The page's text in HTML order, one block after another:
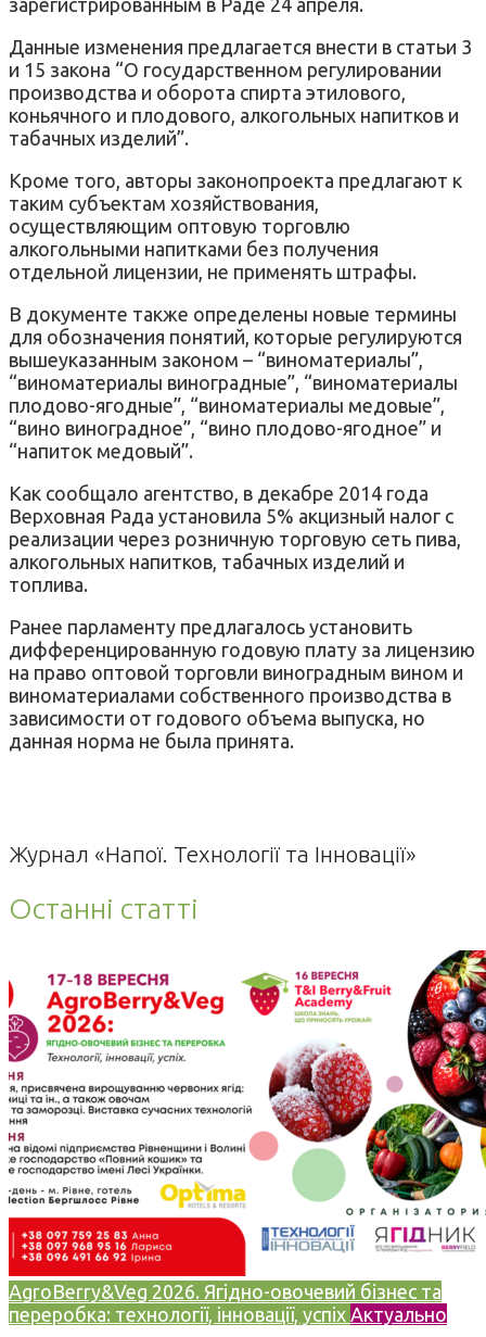
Данные изменения предлагается внести в статьи 3
и 15 закона “О государственном регулировании
производства и оборота спирта этилового,
коньячного и плодового, алкогольных напитков и
табачных изделий”.
Кроме того, авторы законопроекта предлагают к
таким субъектам хозяйствования,
осуществляющим оптовую торговлю
алкогольными напитками без получения
отдельной лицензии, не применять штрафы.
В документе также определены новые термины
для обозначения понятий, которые регулируются
вышеуказанным законом – “виноматериалы”,
“виноматериалы виноградные”, “виноматериалы
плодово-ягодные”, “виноматериалы медовые”,
“вино виноградное”, “вино плодово-ягодное” и
“напиток медовый”.
Как сообщало агентство, в декабре 2014 года
Верховная Рада установила 5% акцизный налог с
реализации через розничную торговую сеть пива,
алкогольных напитков, табачных изделий и
топлива.
Ранее парламенту предлагалось установить
дифференцированную годовую плату за лицензию
на право оптовой торговли виноградным вином и
виноматериалами собственного производства в
зависимости от годового объема выпуска, но
данная норма не была принята.
Журнал «Напої. Технології та Інновації»
Останні статті
AgroBerry&Veg 2026. Ягідно-овочевий бізнес та
переробка: технології, інновації, успіх Актуально